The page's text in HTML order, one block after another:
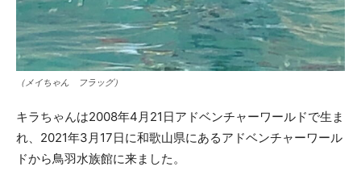
（メイちゃん フラッグ）
キラちゃんは2008年4月21日アドベンチャーワールドで生ま
れ、2021年3月17日に和歌山県にあるアドベンチャーワール
ドから鳥羽水族館に来ました。